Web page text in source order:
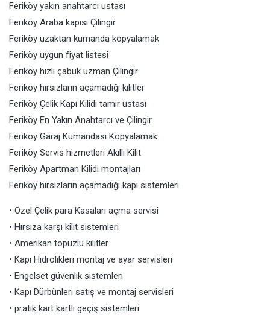
Feriköy yakın anahtarcı ustası
Feriköy Araba kapısı Çilingir
Feriköy uzaktan kumanda kopyalamak
Feriköy uygun fiyat listesi
Feriköy hızlı çabuk uzman Çilingir
Feriköy hırsızların açamadığı kilitler
Feriköy Çelik Kapı Kilidi tamir ustası
Feriköy En Yakın Anahtarcı ve Çilingir
Feriköy Garaj Kumandası Kopyalamak
Feriköy Servis hizmetleri Akıllı Kilit
Feriköy Apartman Kilidi montajları
Feriköy hırsızların açamadığı kapı sistemleri
• Özel Çelik para Kasaları açma servisi
• Hırsıza karşı kilit sistemleri
• Amerikan topuzlu kilitler
• Kapı Hidrolikleri montaj ve ayar servisleri
• Engelset güvenlik sistemleri
• Kapı Dürbünleri satış ve montaj servisleri
• pratik kart kartlı geçiş sistemleri